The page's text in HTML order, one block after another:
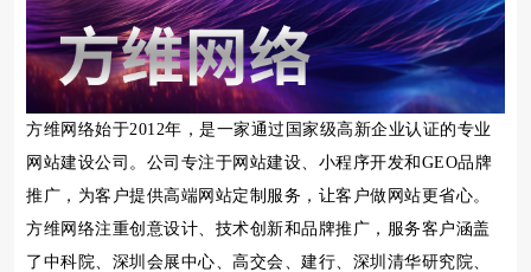
方维网络始于2012年，是一家通过国家级高新企业认证的专业
网站建设公司。公司专注于网站建设、小程序开发和GEO品牌
推广，为客户提供高端网站定制服务，让客户做网站更省心。
方维网络注重创意设计、技术创新和品牌推广，服务客户涵盖
了中科院、深圳会展中心、高交会、建行、深圳清华研究院、